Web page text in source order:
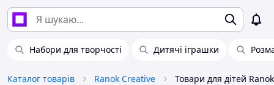
Набори для творчості Дитячі іграшки
Каталог товарів Ranok Creative Товари для дітей